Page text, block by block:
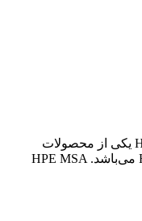
کنترلر اچ پی HP C8R09A MSA 2040 SAS یکی از محصولات
شرکت HPE (Hewlett Packard Enterprise) می‌باشد. HPE MSA